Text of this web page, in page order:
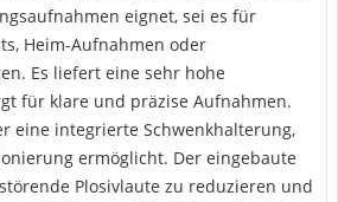
eignet, sei es für
Heim-Aufnahmen oder
Es liefert eine sehr hohe
für klare und präzise Aufnahmen.
eine integrierte Schwenkhalterung,
ermöglicht. Der eingebaute
Plosivlaute zu reduzieren und